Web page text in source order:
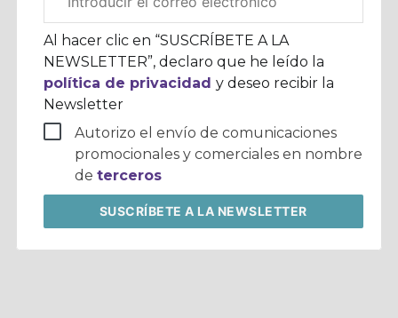
electrónico
corporativo
Al hacer clic en “SUSCRÍBETE A LA
NEWSLETTER”, declaro que he leído la
política de privacidady deseo recibir la
Newsletter
Autorizo el envío de comunicaciones
promocionales y comerciales en nombre
deterceros
SUSCRÍBETEA LA NEWSLETTER